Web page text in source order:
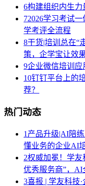
6构建组织内生力
72026学习考试
学考评全流程
8干货|培训总在“
策，企学宝让效
9企业微信培训
10钉钉平台上的
荐？
热门动态
1 产品升级|AI陪
懂业务的企业AI
2权威加冕！学友
优秀服务商”，AI
3喜报 | 学友科技